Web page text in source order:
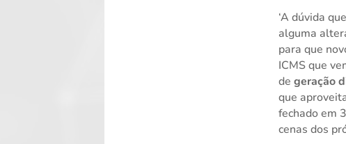
‘A dúvida
alguma
para que
ICMS que
degeração
que
fechado em
cenas dos